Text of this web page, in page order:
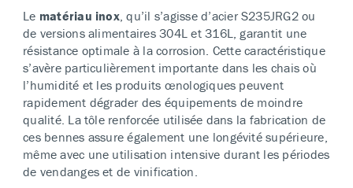
Le matériau inox, qu’il s’agisse d’acier S235JRG2 ou
de versions alimentaires 304L et 316L, garantit une
résistance optimale à la corrosion. Cette caractéristique
s’avère particulièrement importante dans les chais où
l’humidité et les produits œnologiques peuvent
rapidement dégrader des équipements de moindre
qualité. La tôle renforcée utilisée dans la fabrication de
ces bennes assure également une longévité supérieure,
même avec une utilisation intensive durant les périodes
de vendanges et de vinification.